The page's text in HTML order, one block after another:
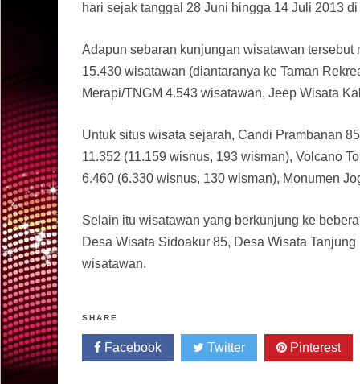
hari sejak tanggal 28 Juni hingga 14 Juli 2013
Adapun sebaran kunjungan wisatawan
15.430 wisatawan (diantaranya ke Taman
Merapi/TNGM 4.543 wisatawan, Jeep Wisata
Untuk situs wisata sejarah, Candi Prambanan
11.352 (11.159 wisnus, 193 wisman), Volcano
6.460 (6.330 wisnus, 130 wisman), Monumen
Selain itu wisatawan yang berkunjung ke
Desa Wisata Sidoakur 85, Desa Wisata
wisatawan.
SHARE
Facebook Twitter Pinterest